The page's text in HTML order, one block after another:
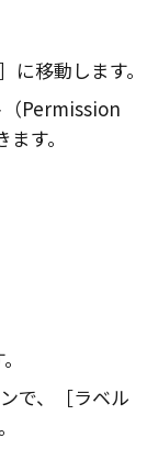
に移動します。
Permission
す。
で、
ラベル